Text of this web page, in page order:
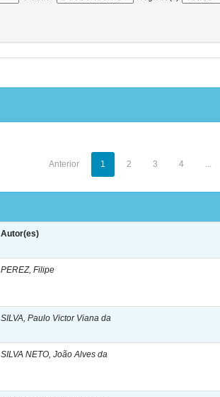
Anterior 1 2 3 4 ...
Autor(es)
PEREZ, Filipe
SILVA, Paulo Victor Viana da
SILVA NETO, João Alves da